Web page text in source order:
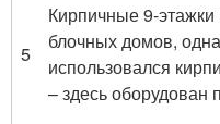
5
Кирпичные 9-
блочных домов,
использовался
– здесь оборудован